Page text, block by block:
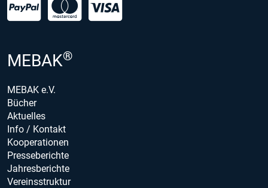
MEBAK®
MEBAK e.V.
Bücher
Aktuelles
Info / Kontakt
Kooperationen
Presseberichte
Jahresberichte
Vereinsstruktur